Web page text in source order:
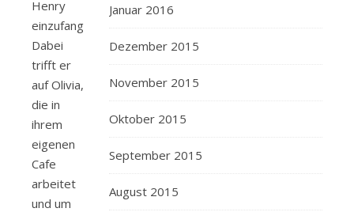
Henry
einzufangen.
Dabei
trifft er
auf Olivia,
die in
ihrem
eigenen
Cafe
arbeitet
und um
Januar 2016
Dezember 2015
November 2015
Oktober 2015
September 2015
August 2015